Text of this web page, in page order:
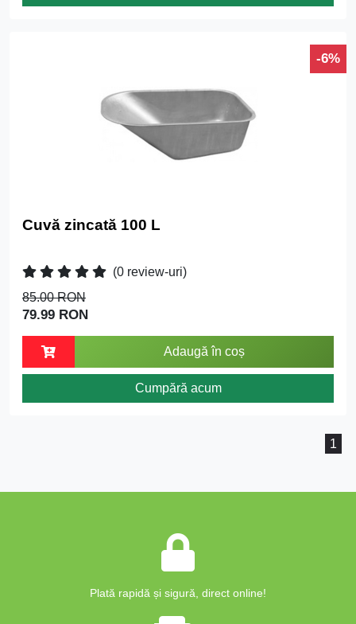
-6%
Cuvă zincată 100 L
(0 review-uri)
85.00 RON
79.99 RON
Adaugă în coș
Cumpără acum
1
Plată rapidă și sigură, direct online!